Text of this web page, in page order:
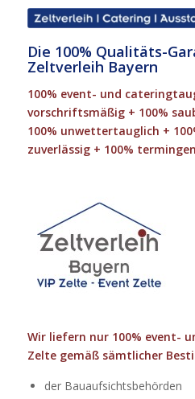
Die 100% Qualitäts-
Zeltverleih Bayern
100% event- und
vorschriftsmäßig + 100%
100% unwettertauglich +
zuverlässig + 100%
Wir liefern nur 100% event-
Zelte gemäß sämtlicher
der Bauaufsichtsbehörden